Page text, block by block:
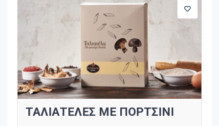
ΤΑΛΙΑΤΕΛΕΣ ΜΕ ΠΟΡΤΣΙΝΙ